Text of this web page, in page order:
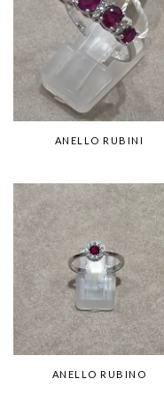
ANELLO RUBINI
ANELLO RUBINO